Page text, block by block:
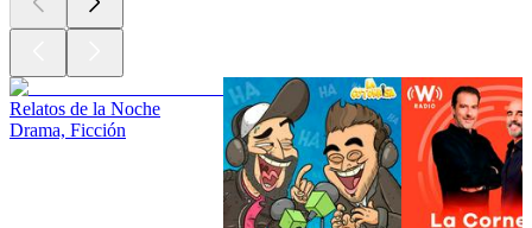
Relatos de la Noche
Drama, Ficción